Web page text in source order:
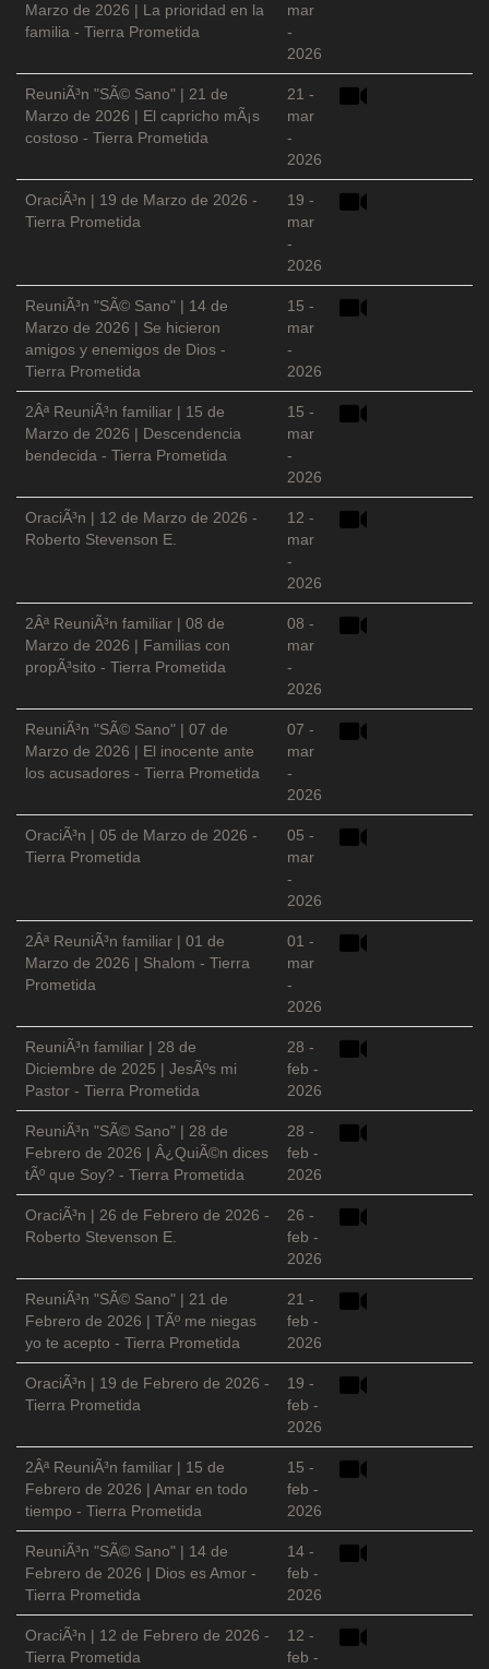
Marzo de 2026 | La prioridad en la
familia - Tierra Prometida
mar
-
2026
ReuniÃ³n "SÃ© Sano" | 21 de
Marzo de 2026 | El capricho mÃ¡s
costoso - Tierra Prometida
21 -
mar
-
2026
OraciÃ³n | 19 de Marzo de 2026 -
Tierra Prometida
19 -
mar
-
2026
ReuniÃ³n "SÃ© Sano" | 14 de
Marzo de 2026 | Se hicieron
amigos y enemigos de Dios -
Tierra Prometida
15 -
mar
-
2026
2Âª ReuniÃ³n familiar | 15 de
Marzo de 2026 | Descendencia
bendecida - Tierra Prometida
15 -
mar
-
2026
OraciÃ³n | 12 de Marzo de 2026 -
Roberto Stevenson E.
12 -
mar
-
2026
2Âª ReuniÃ³n familiar | 08 de
Marzo de 2026 | Familias con
propÃ³sito - Tierra Prometida
08 -
mar
-
2026
ReuniÃ³n "SÃ© Sano" | 07 de
Marzo de 2026 | El inocente ante
los acusadores - Tierra Prometida
07 -
mar
-
2026
OraciÃ³n | 05 de Marzo de 2026 -
Tierra Prometida
05 -
mar
-
2026
2Âª ReuniÃ³n familiar | 01 de
Marzo de 2026 | Shalom - Tierra
Prometida
01 -
mar
-
2026
ReuniÃ³n familiar | 28 de
Diciembre de 2025 | JesÃºs mi
Pastor - Tierra Prometida
28 -
feb -
2026
ReuniÃ³n "SÃ© Sano" | 28 de
Febrero de 2026 | Â¿QuiÃ©n dices
tÃº que Soy? - Tierra Prometida
28 -
feb -
2026
OraciÃ³n | 26 de Febrero de 2026 -
Roberto Stevenson E.
26 -
feb -
2026
ReuniÃ³n "SÃ© Sano" | 21 de
Febrero de 2026 | TÃº me niegas
yo te acepto - Tierra Prometida
21 -
feb -
2026
OraciÃ³n | 19 de Febrero de 2026 -
Tierra Prometida
19 -
feb -
2026
2Âª ReuniÃ³n familiar | 15 de
Febrero de 2026 | Amar en todo
tiempo - Tierra Prometida
15 -
feb -
2026
ReuniÃ³n "SÃ© Sano" | 14 de
Febrero de 2026 | Dios es Amor -
Tierra Prometida
14 -
feb -
2026
OraciÃ³n | 12 de Febrero de 2026 -
Tierra Prometida
12 -
feb -